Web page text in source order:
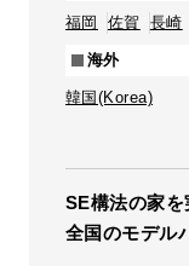
福岡 佐賀 長崎
海外
韓国(Korea)
SE構法の家
全国のモデル